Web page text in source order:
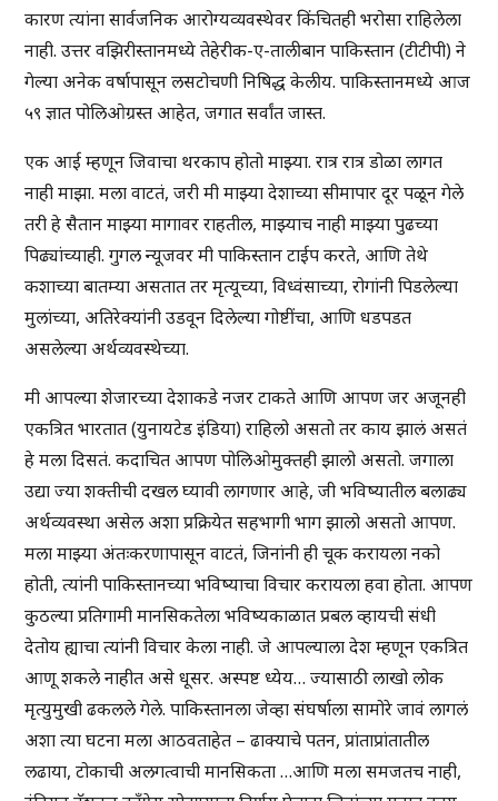
कारण त्यांना सार्वजनिक आरोग्यव्यवस्थेवर किंचितही भरोसा राहिलेला
नाही. उत्तर वझिरीस्तानमध्ये तेहेरीक-ए-तालीबान पाकिस्तान (टीटीपी) ने
गेल्या अनेक वर्षापासून लसटोचणी निषिद्ध केलीय. पाकिस्तानमध्ये आज
५९ ज्ञात पोलिओग्रस्त आहेत, जगात सर्वांत जास्त.
एक आई म्हणून जिवाचा थरकाप होतो माझ्या. रात्र रात्र डोळा लागत
नाही माझा. मला वाटतं, जरी मी माझ्या देशाच्या सीमापार दूर पळून गेले
तरी हे सैतान माझ्या मागावर राहतील, माझ्याच नाही माझ्या पुढच्या
पिढ्यांच्याही. गुगल न्यूजवर मी पाकिस्तान टाईप करते, आणि तेथे
कशाच्या बातम्या असतात तर मृत्यूच्या, विध्वंसाच्या, रोगांनी पिडलेल्या
मुलांच्या, अतिरेक्यांनी उडवून दिलेल्या गोष्टींचा, आणि धडपडत
असलेल्या अर्थव्यवस्थेच्या.
मी आपल्या शेजारच्या देशाकडे नजर टाकते आणि आपण जर अजूनही
एकत्रित भारतात (युनायटेड इंडिया) राहिलो असतो तर काय झालं असतं
हे मला दिसतं. कदाचित आपण पोलिओमुक्तही झालो असतो. जगाला
उद्या ज्या शक्तीची दखल घ्यावी लागणार आहे, जी भविष्यातील बलाढ्य
अर्थव्यवस्था असेल अशा प्रक्रियेत सहभागी भाग झालो असतो आपण.
मला माझ्या अंतःकरणापासून वाटतं, जिनांनी ही चूक करायला नको
होती, त्यांनी पाकिस्तानच्या भविष्याचा विचार करायला हवा होता. आपण
कुठल्या प्रतिगामी मानसिकतेला भविष्यकाळात प्रबल व्हायची संधी
देतोय ह्याचा त्यांनी विचार केला नाही. जे आपल्याला देश म्हणून एकत्रित
आणू शकले नाहीत असे धूसर. अस्पष्ट ध्येय… ज्यासाठी लाखो लोक
मृत्युमुखी ढकलले गेले. पाकिस्तानला जेव्हा संघर्षाला सामोरे जावं लागलं
अशा त्या घटना मला आठवताहेत – ढाक्याचे पतन, प्रांताप्रांतातील
लढाया, टोकाची अलगत्वाची मानसिकता …आणि मला समजतच नाही,